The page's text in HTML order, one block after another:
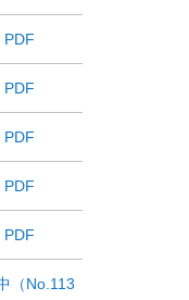
（No.113